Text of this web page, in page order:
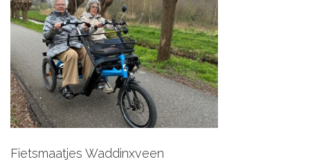
DOE MEE
CONTACT
ORGANISATIE
Fietsmaatjes Waddinxveen